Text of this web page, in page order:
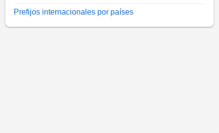
Prefijos internacionales por países